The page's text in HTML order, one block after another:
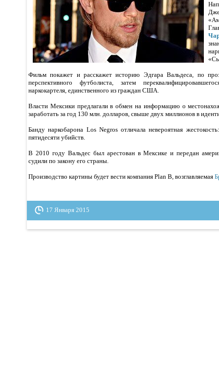
Фильм покажет и расскажет историю Эдгара Вальдеса, по
перспективного футболиста, затем
наркокартеля, единственного из граждан США.
Власти Мексики предлагали в обмен на информацию о
заработать за год 130 млн. долларов, свыше двух миллионов в
Банду наркобарона Los Negros отличала невероятная
пятидесяти убийств.
В 2010 году Вальдес был арестован в Мексике и передан
судили по закону его страны.
Производство картины будет вести компания Plan B, возглавляемая
17 Января 2015